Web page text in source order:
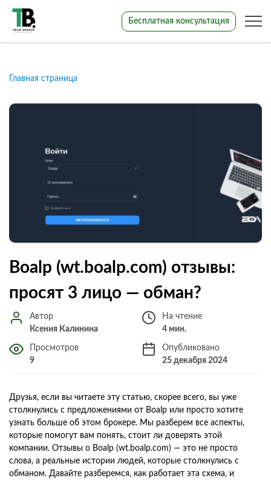
Бесплатная консультация
Главная страница
Boalp (wt.boalp.com) отзывы:
просят 3 лицо — обман?
Автор
Ксения Калинина
На чтение
4 мин.
Просмотров
9
Опубликовано
25 декабря 2024
Друзья, если вы читаете эту статью, скорее всего, вы уже
столкнулись с предложениями от Boalp или просто хотите
узнать больше об этом брокере. Мы разберем все аспекты,
которые помогут вам понять, стоит ли доверять этой
компании. Отзывы о Boalp (wt.boalp.com) — это не просто
слова, а реальные истории людей, которые столкнулись с
обманом. Давайте разберемся, как работает эта схема, и